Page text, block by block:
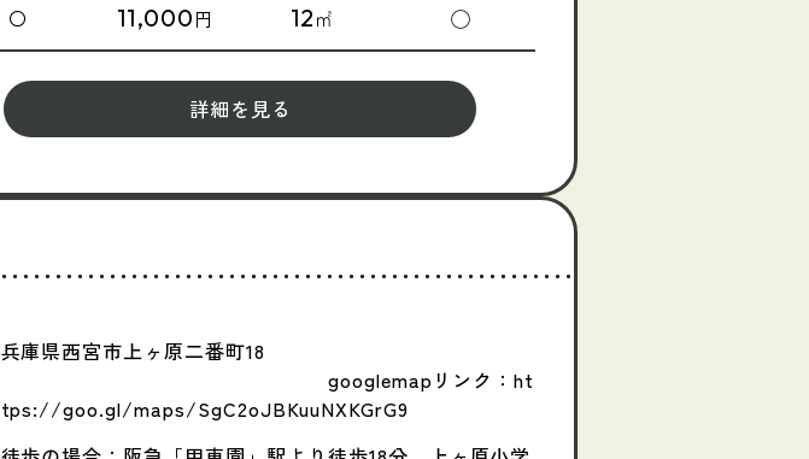
〇 11,000円 12㎡ ◯
詳細を見る
兵庫県西宮市上ヶ原二番町18
googlemapリンク：ht
tps://goo.gl/maps/SgC2oJBKuuNXKGrG9